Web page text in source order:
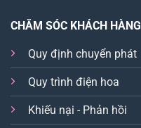
CHĂM SÓC KHÁCH HÀNG
Quy định chuyển phát
Quy trình điện hoa
Khiếu nại - Phản hồi